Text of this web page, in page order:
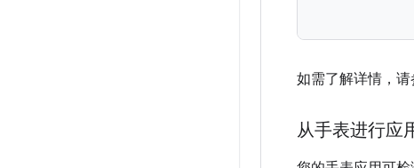
如需了解详情，请
从手表进行应